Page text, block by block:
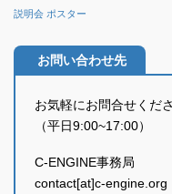
説明会 ポスター
お問い合わせ先
お気軽にお問合せくだ
（平日9:00~17:00）
C-ENGINE事務局
contact[at]c-engine.org